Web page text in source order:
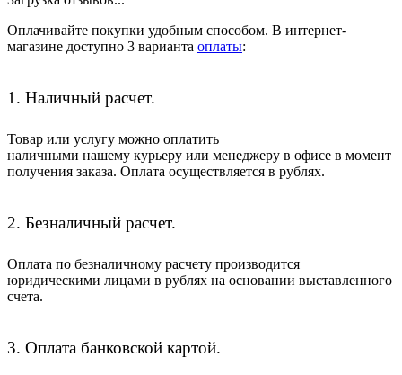
Оплачивайте покупки удобным способом. В интернет-
магазине доступно 3 варианта оплаты:
1. Наличный расчет.
Товар или услугу можно оплатить
наличными нашему курьеру или менеджеру в офисе в момент
получения заказа. Оплата осуществляется в рублях.
2. Безналичный расчет.
Оплата по безналичному расчету производится
юридическими лицами в рублях на основании выставленного
счета.
3. Оплата банковской картой.